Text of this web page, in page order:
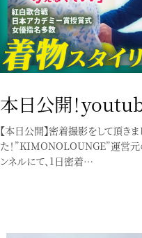
本日公開！
【本日公開】密着撮影をして頂きま
た！”KIMONOLOUNGE”運営
ンネルにて、1日密着…
Instagramのご
最新情報はInstagramに掲載して